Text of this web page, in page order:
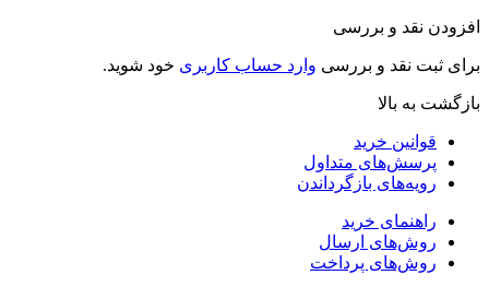
و بررسی
نقد و بررسیوارد حساب کاربریخود شوید.
بالا
خرید
متداول
بازگرداندن
خرید
ارسال
پرداخت